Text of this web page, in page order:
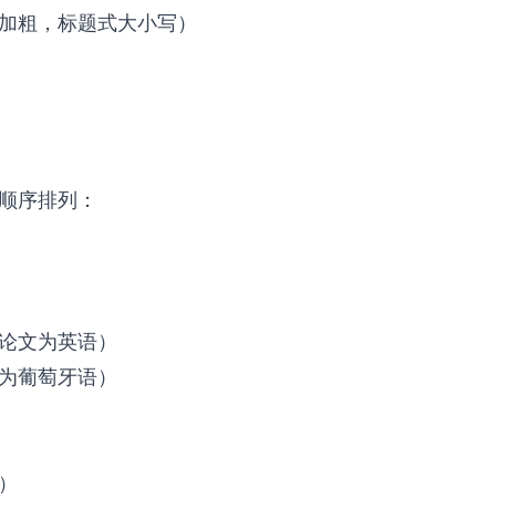
粗，标题式大小写）
序排列：
文为英语）
葡萄牙语）